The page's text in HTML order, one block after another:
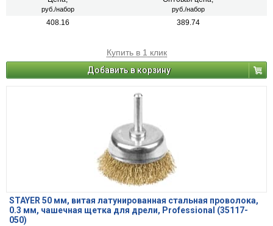
руб./набор руб./набор
408.16 389.74
Купить в 1 клик
Добавить в корзину
STAYER 50 мм, витая латунированная стальная проволока,
0.3 мм, чашечная щетка для дрели, Professional (35117-
050)